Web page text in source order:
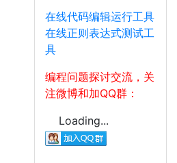
在线代码编辑运行工具
在线正则表达式测试工
具
编程问题探讨交流，关
注微博和加QQ群：
Loading...